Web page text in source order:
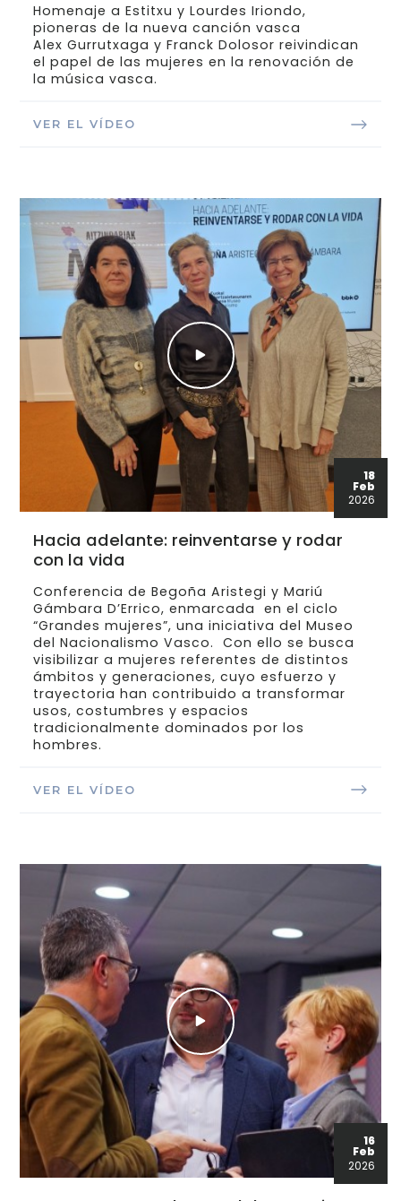
Homenaje a Estitxu y Lourdes Iriondo,
pioneras de la nueva canción vasca
Alex Gurrutxaga y Franck Dolosor reivindican
el papel de las mujeres en la renovación de
la música vasca.
VER EL VÍDEO
18
Feb
2026
Hacia adelante: reinventarse y rodar
con la vida
Conferencia de Begoña Aristegi y Mariú
Gámbara D’Errico, enmarcada en el ciclo
“Grandes mujeres”, una iniciativa del Museo
del Nacionalismo Vasco. Con ello se busca
visibilizar a mujeres referentes de distintos
ámbitos y generaciones, cuyo esfuerzo y
trayectoria han contribuido a transformar
usos, costumbres y espacios
tradicionalmente dominados por los
hombres.
VER EL VÍDEO
16
Feb
2026